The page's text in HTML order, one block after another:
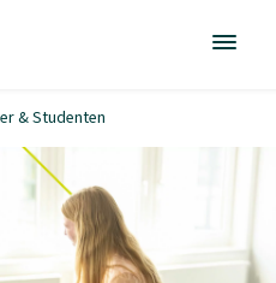
& Studenten